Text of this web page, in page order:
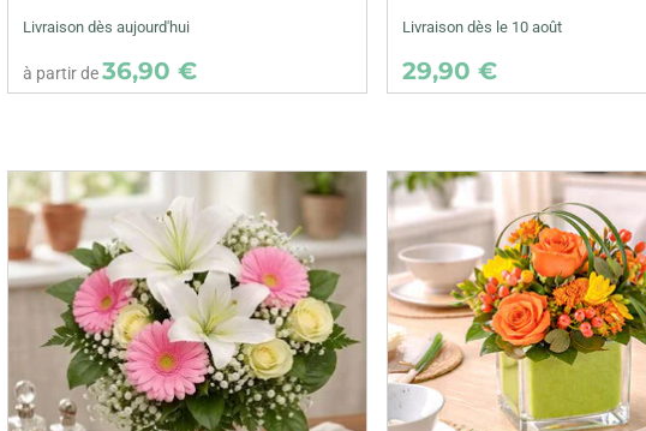
Livraison dès aujourd'hui
à partir de36,90 €
Livraison dès le 10 août
29,90 €